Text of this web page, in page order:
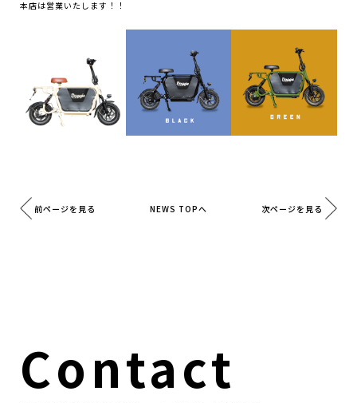
本店は営業いたします！！
前ページを見る NEWS TOPへ 次ページを見る
Contact